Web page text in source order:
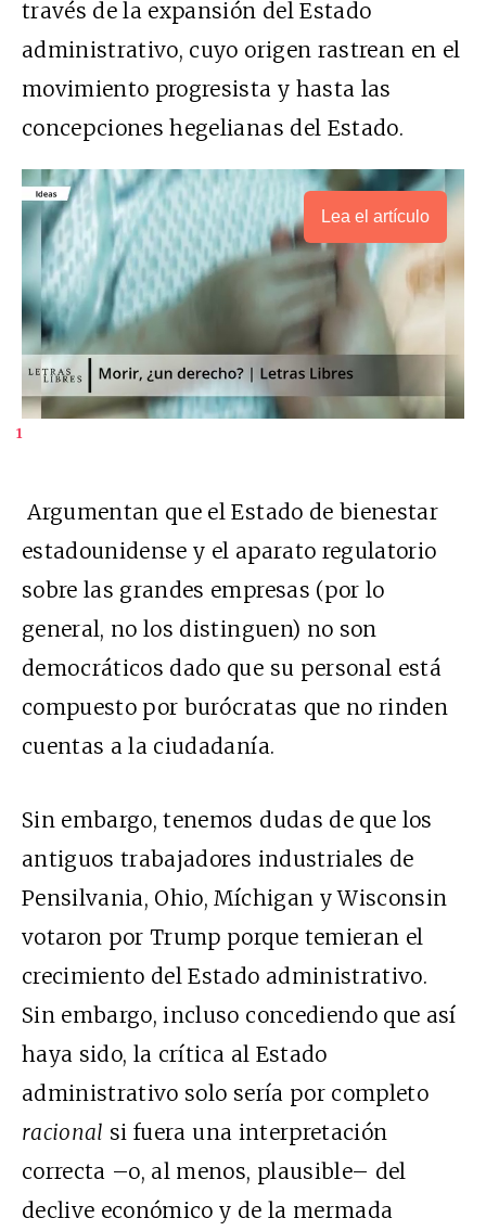
través de la expansión del Estado
administrativo, cuyo origen rastrean en el
movimiento progresista y hasta las
concepciones hegelianas del Estado.
Lea el artículo
1
Argumentan que el Estado de bienestar
estadounidense y el aparato regulatorio
sobre las grandes empresas (por lo
general, no los distinguen) no son
democráticos dado que su personal está
compuesto por burócratas que no rinden
cuentas a la ciudadanía.
Sin embargo, tenemos dudas de que los
antiguos trabajadores industriales de
Pensilvania, Ohio, Míchigan y Wisconsin
votaron por Trump porque temieran el
crecimiento del Estado administrativo.
Sin embargo, incluso concediendo que así
haya sido, la crítica al Estado
administrativo solo sería por completo
racional si fuera una interpretación
correcta –o, al menos, plausible– del
declive económico y de la mermada